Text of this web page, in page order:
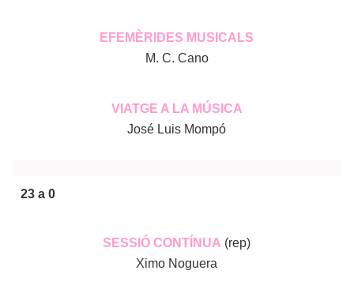
EFEMÈRIDES MUSICALS
M. C. Cano
VIATGE A LA MÚSICA
José Luis Mompó
23 a 0
SESSIÓ CONTÍNUA (rep)
Ximo Noguera